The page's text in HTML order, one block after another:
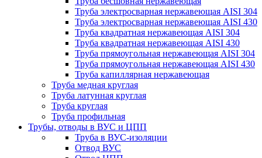
Труба электросварная нержавеющая AISI 304
Труба электросварная нержавеющая AISI 430
Труба квадратная нержавеющая AISI 304
Труба квадратная нержавеющая AISI 430
Труба прямоугольная нержавеющая AISI 304
Труба прямоугольная нержавеющая AISI 430
Труба капиллярная нержавеющая
Труба медная круглая
Труба латунная круглая
Труба круглая
Труба профильная
Трубы, отводы в ВУС и ЦПП
Труба в ВУС-изоляции
Отвод ВУС